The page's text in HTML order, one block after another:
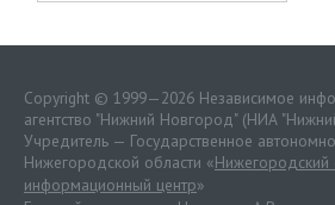
Copyright © 1999—2026 Независимое
агентство "Нижний Новгород" (НИА
Учредитель — Государственное
Нижегородской области «Нижегородский
информационный центр»